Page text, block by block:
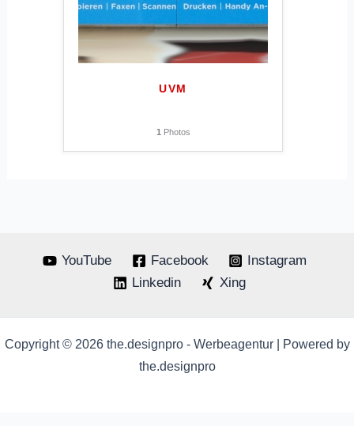
UVM
1 Photos
YouTube Facebook
Instagram
Linkedin
Xing
Copyright © 2026 the.designpro - Werbeagentur | Powered by
the.designpro